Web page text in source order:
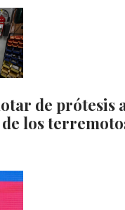
de prótesis
los